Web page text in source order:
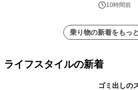
10時間前
乗り物の新着をもっ
ライフスタイルの新着
ゴミ出しの